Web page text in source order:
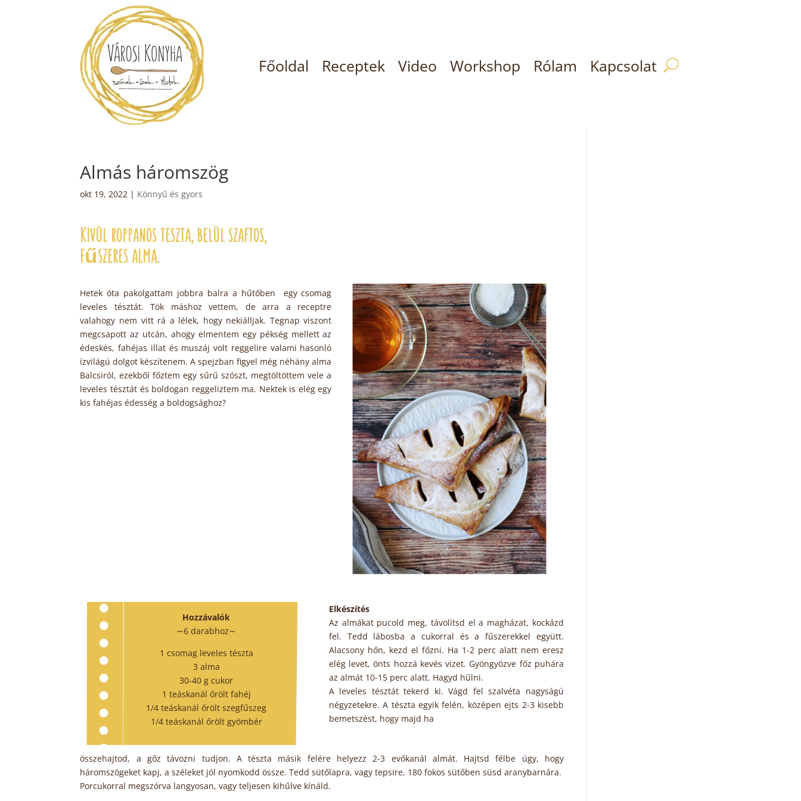
Főoldal Receptek Video Workshop Rólam Kapcsolat
Almás háromszög
okt 19, 2022 | Könnyű és gyors
Kívül roppanós tészta, belül szaftos,
fűszeres alma.
Hetek óta pakolgattam jobbra balra a hűtőben egy csomag
leveles tésztát. Tök máshoz vettem, de arra a receptre
valahogy nem vitt rá a lélek, hogy nekiálljak. Tegnap viszont
megcsapott az utcán, ahogy elmentem egy pékség mellett az
édeskés, fahéjas illat és muszáj volt reggelire valami hasonló
ízvilágú dolgot készítenem. A spejzban figyel még néhány alma
Balcsiról, ezekből főztem egy sűrű szószt, megtöltöttem vele a
leveles tésztát és boldogan reggeliztem ma. Nektek is elég egy
kis fahéjas édesség a boldogsághoz?
Hozzávalók
∼6 darabhoz∼
1 csomag leveles tészta
3 alma
30-40 g cukor
1 teáskanál őrölt fahéj
1/4 teáskanál őrölt szegfűszeg
1/4 teáskanál őrölt gyömbér
Elkészítés
Az almákat pucold meg, távolítsd el a magházat, kockázd
fel. Tedd lábosba a cukorral és a fűszerekkel együtt.
Alacsony hőn, kezd el főzni. Ha 1-2 perc alatt nem eresz
elég levet, önts hozzá kevés vizet. Gyöngyözve főz puhára
az almát 10-15 perc alatt. Hagyd hűlni.
A leveles tésztát tekerd ki. Vágd fel szalvéta nagyságú
négyzetekre. A tészta egyik felén, középen ejts 2-3 kisebb
bemetszést, hogy majd ha
összehajtod, a gőz távozni tudjon. A tészta másik felére helyezz 2-3 evőkanál almát. Hajtsd félbe úgy, hogy
háromszögeket kapj, a széleket jól nyomkodd össze. Tedd sütőlapra, vagy tepsire, 180 fokos sütőben süsd aranybarnára.
Porcukorral megszórva langyosan, vagy teljesen kihűlve kínáld.